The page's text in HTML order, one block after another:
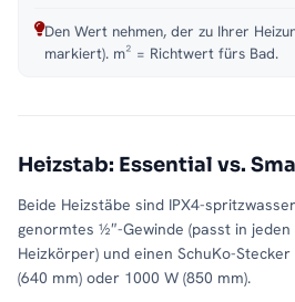
Den Wert nehmen, der zu Ihrer
markiert). m² = Richtwert fürs Bad.
Heizstab: Essential vs.
Beide Heizstäbe sind IPX4-
genormtes ½″-Gewinde (passt in
Heizkörper) und einen SchuKo-
(640 mm) oder 1000 W (850 mm).